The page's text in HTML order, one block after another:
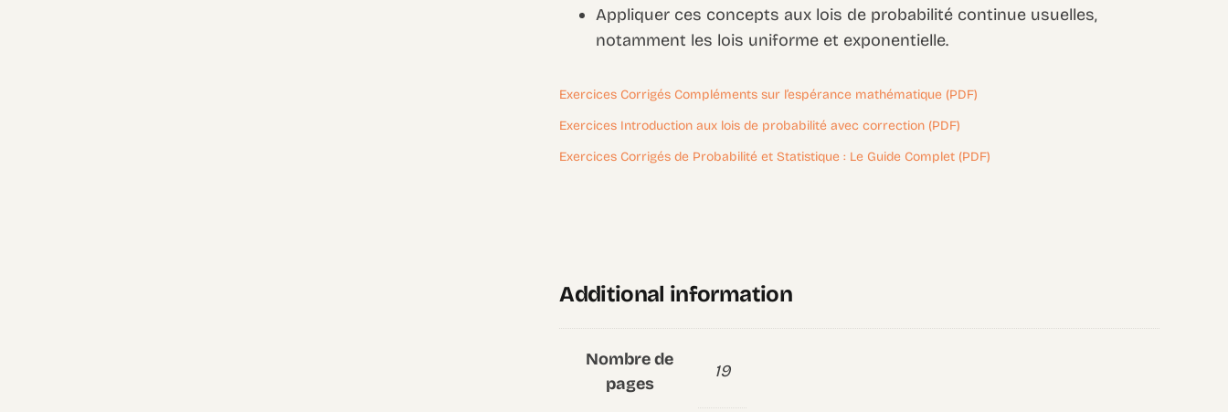
Appliquer ces concepts aux lois de probabilité continue usuelles,
notamment les lois uniforme et exponentielle.
Exercices Corrigés Compléments sur l’espérance mathématique (PDF)
Exercices Introduction aux lois de probabilité avec correction (PDF)
Exercices Corrigés de Probabilité et Statistique : Le Guide Complet (PDF)
Additional information
Nombre de
pages
19